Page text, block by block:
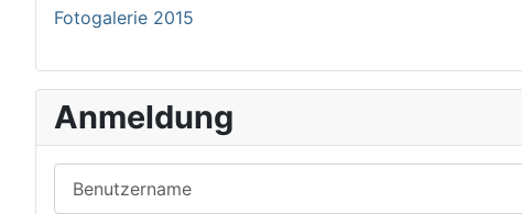
Fotogalerie 2015
Anmeldung